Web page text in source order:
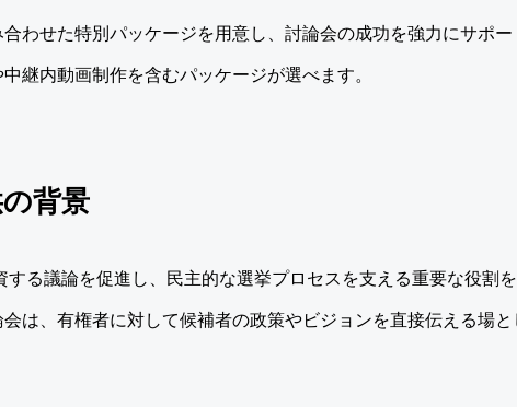
わせた特別パッケージを用意し、討論会の成功を強力にサポ
継内動画制作を含むパッケージが選べます。
背景
る議論を促進し、民主的な選挙プロセスを支える重要な役割を
は、有権者に対して候補者の政策やビジョンを直接伝える場